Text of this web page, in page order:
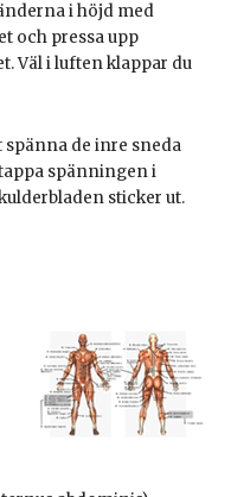
i höjd med
och pressa upp
Väl i luften klappar du
de inre sneda
spänningen i
sticker ut.